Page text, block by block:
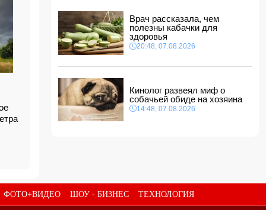
В Сахалинской области произошло
землетрясение магнитудой 5.3
12:34, 08.08.2026
Новая Зеландия ввела 35-й пакет санкций
против России
12:28, 08.08.2026
Защитник "Барселоны" Рональд Араухо
переходит в "Ливерпуль"
12:12, 08.08.2026
Врач рассказала, чем
полезны кабачки для
здоровья
20:48, 07.08.2026
Кинолог развеял миф о
собачьей обиде на хозяина
14:48, 07.08.2026
ФОТО+ВИДЕО ШОУ - БИЗНЕС ТЕХНОЛОГИЯ